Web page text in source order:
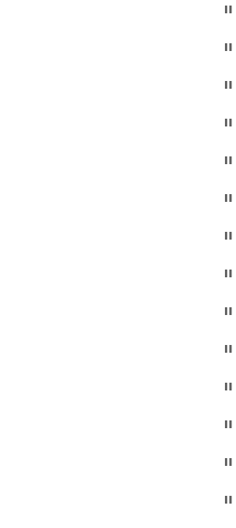
"
"
"
"
"
"
"
"
"
"
"
"
"
"